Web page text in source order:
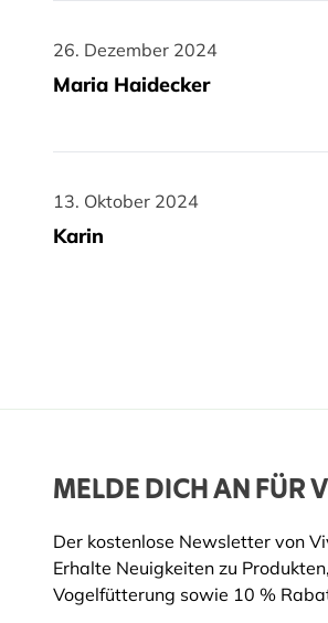
26. Dezember 2024
26. Dezember 2024
Maria Haidecker
13. Oktober 2024
13. Oktober 2024
Karin
MELDE DICH AN FÜR
Der kostenlose Newsletter von
Erhalte Neuigkeiten zu
Vogelfütterung sowie 10 %